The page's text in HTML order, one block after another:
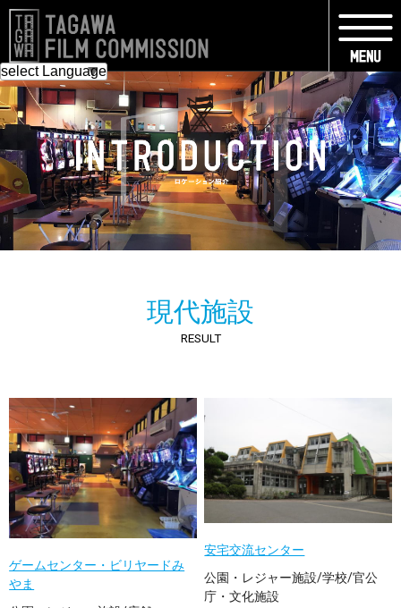
現代施設
RESULT
ゲームセンター・ビリヤードみ
やま
安宅交流センター
公園・レジャー施設/学校/官公
庁・文化施設